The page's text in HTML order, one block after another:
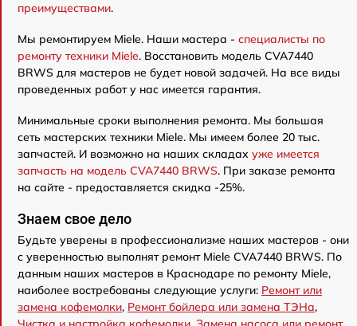
преимуществами.
Мы ремонтируем Miele. Наши мастера - специалисты по
ремонту техники Miele. Восстановить модель CVA7440
BRWS для мастеров не будет новой задачей. На все виды
проведенных работ у нас имеется гарантия.
Минимальные сроки выполнения ремонта. Мы большая
сеть мастерских техники Miele. Мы имеем более 20 тыс.
запчастей. И возможно на наших складах уже имеется
запчасть на модель CVA7440 BRWS. При заказе ремонта
на сайте - предоставляется скидка -25%.
Знаем свое дело
Будьте уверены в профессионализме наших мастеров - они
с уверенностью выполнят ремонт Miele CVA7440 BRWS. По
данным наших мастеров в Краснодаре по ремонту Miele,
наиболее востребованы следующие услуги: Ремонт или
замена кофемолки, Ремонт бойлера или замена ТЭНа,